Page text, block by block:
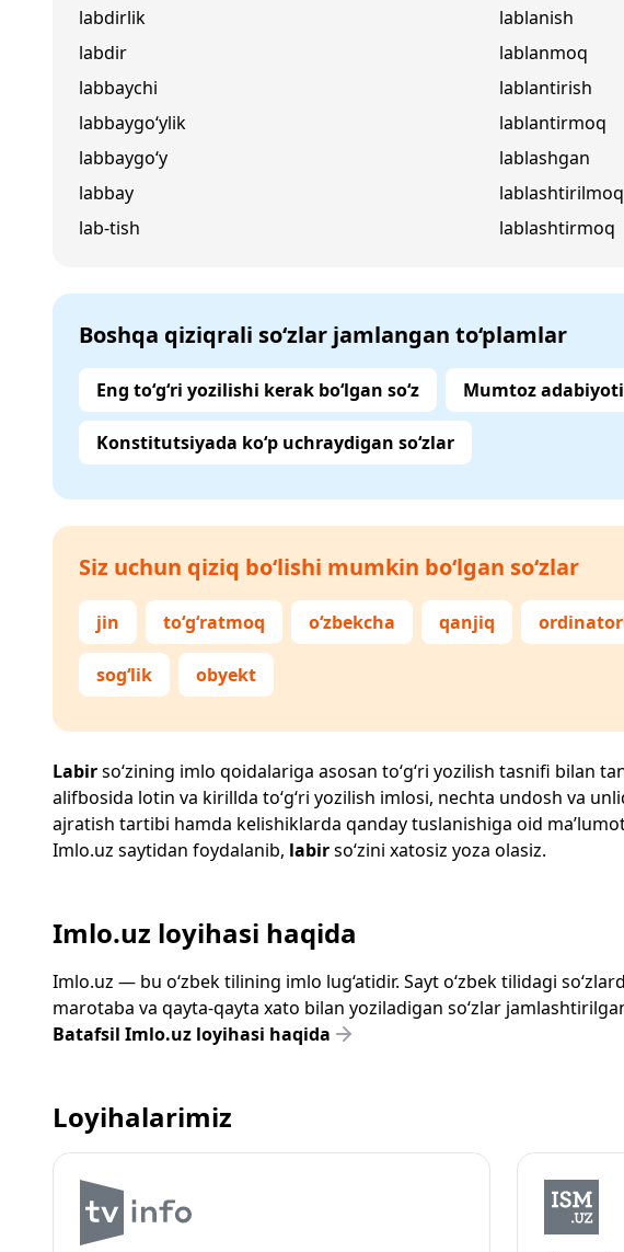
labdirlik
labdir
labbaychi
labbaygo‘ylik
labbaygo‘y
labbay
lab-tish
lablanish
lablanmoq
lablantirish
lablantirmoq
lablashgan
lablashtirilmoq
lablashtirmoq
Boshqa qiziqrali so‘zlar jamlangan to‘plamlar
Eng to‘g‘ri yozilishi kerak bo‘lgan so‘z Mumtoz
Konstitutsiyada ko‘p uchraydigan so‘zlar
Siz uchun qiziq bo‘lishi mumkin bo‘lgan so‘zlar
jin to‘g‘ratmoq o‘zbekcha qanjiq
sog‘lik obyekt
Labirso‘zining imlo qoidalariga asosan to‘g‘ri yozilish tasnifi bilan
alifbosida lotin va kirillda to‘g‘ri yozilish imlosi, nechta undosh va
ajratish tartibi hamda kelishiklarda qanday tuslanishiga oid
Imlo.uz saytidan foydalanib, labirso‘zini xatosiz yoza olasiz.
Imlo.uz loyihasi haqida
Imlo.uz — bu o‘zbek tilining imlo lug‘atidir. Sayt o‘zbek tilidagi
marotaba va qayta-qayta xato bilan yoziladigan so‘zlar
Batafsil Imlo.uz loyihasi haqida
Loyihalarimiz